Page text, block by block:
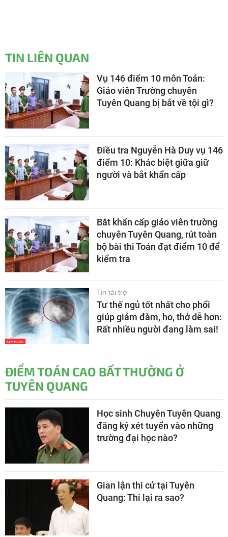
TIN LIÊN QUAN
Vụ 146 điểm 10 môn Toán:
Giáo viên Trường chuyên
Tuyên Quang bị bắt về tội gì?
Điều tra Nguyễn Hà Duy vụ 146
điểm 10: Khác biệt giữa giữ
người và bắt khẩn cấp
Bắt khẩn cấp giáo viên trường
chuyên Tuyên Quang, rút toàn
bộ bài thi Toán đạt điểm 10 để
kiểm tra
Tin tài trợ
Tư thế ngủ tốt nhất cho phổi
giúp giảm đàm, ho, thở dễ hơn:
Rất nhiều người đang làm sai!
ĐIỂM TOÁN CAO BẤT THƯỜNG Ở
TUYÊN QUANG
Học sinh Chuyên Tuyên Quang
đăng ký xét tuyển vào những
trường đại học nào?
Gian lận thi cử tại Tuyên
Quang: Thi lại ra sao?